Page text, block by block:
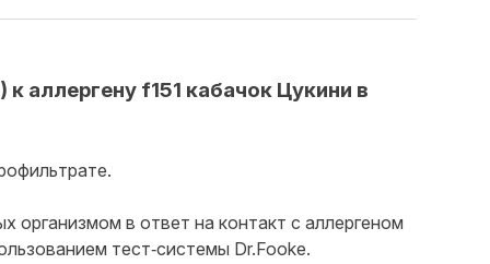
аллергену f151 кабачок Цукини в
организмом в ответ на контакт с аллергеном
тест‑системы Dr.Fooke.